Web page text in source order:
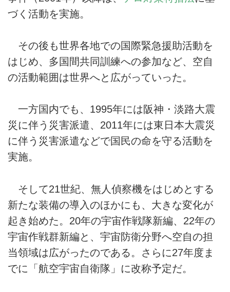
づく活動を実施。
その後も世界各地での国際緊急援助活動を
はじめ、多国間共同訓練への参加など、空自
の活動範囲は世界へと広がっていった。
一方国内でも、1995年には阪神・淡路大震
災に伴う災害派遣、2011年には東日本大震災
に伴う災害派遣などで国民の命を守る活動を
実施。
そして21世紀、無人偵察機をはじめとする
新たな装備の導入のほかにも、大きな変化が
起き始めた。20年の宇宙作戦隊新編、22年の
宇宙作戦群新編と、宇宙防衛分野へ空自の担
当領域は広がったのである。さらに27年度ま
でに「航空宇宙自衛隊」に改称予定だ。